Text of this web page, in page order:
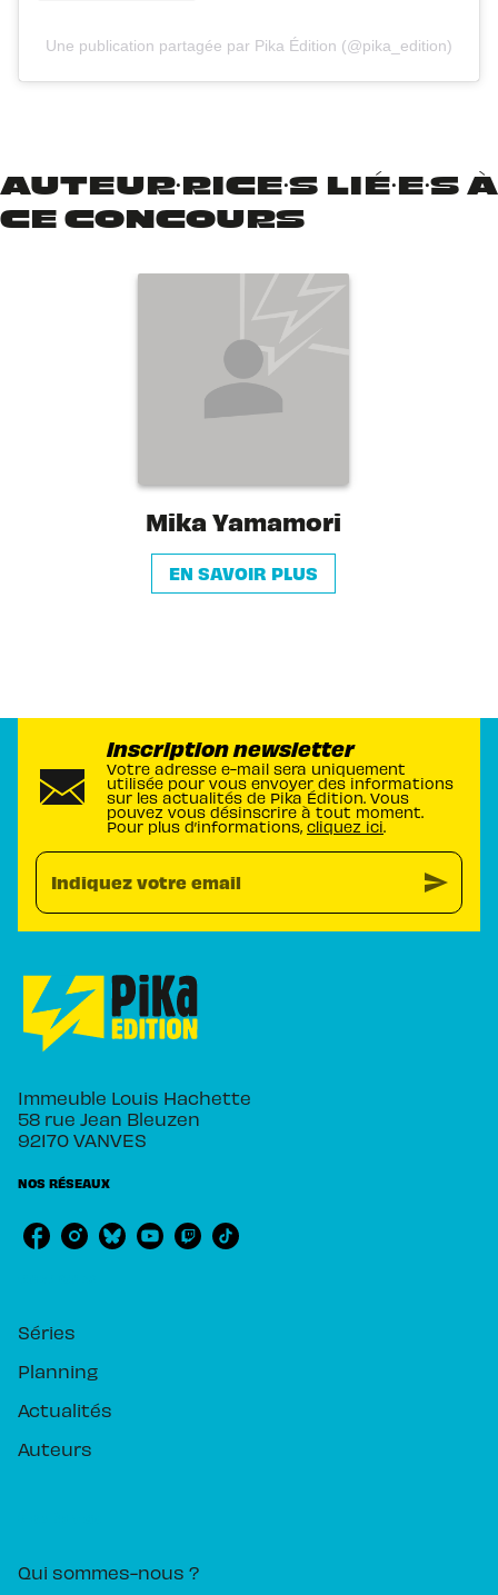
Une publication partagée par Pika Édition (@pika_edition)
AUTEUR·RICE·S LIÉ·E·S À
CE CONCOURS
Mika Yamamori
EN SAVOIR PLUS
Inscription newsletter
Votre adresse e-mail sera uniquement
utilisée pour vous envoyer des informations
sur les actualités de Pika Édition. Vous
pouvez vous désinscrire à tout moment.
Pour plus d’informations, cliquez ici.
Indiquez votre email send
Immeuble Louis Hachette
58 rue Jean Bleuzen
92170 VANVES
NOS RÉSEAUX
Séries
Planning
Actualités
Auteurs
Qui sommes-nous ?